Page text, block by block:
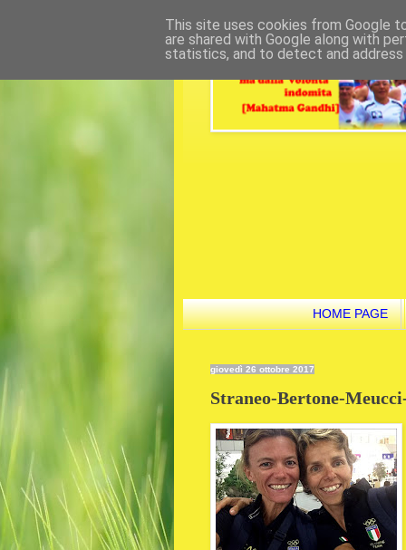
HOME PAGE
giovedì 26 ottobre 2017
Straneo-Bertone-
This site uses cookies from Google
are shared with Google along with
statistics, and to detect and address